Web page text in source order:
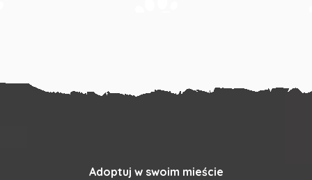
Adoptuj w swoim mieście